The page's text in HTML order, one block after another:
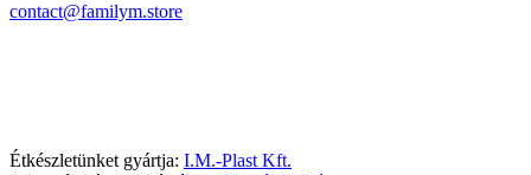
contact@familym.store
Étkészletünket gyártja: I.M.-Plast Kft.